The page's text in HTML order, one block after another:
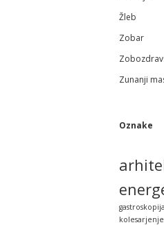
Žleb
Zobar
Zunanji
Oznake
gastroskopija